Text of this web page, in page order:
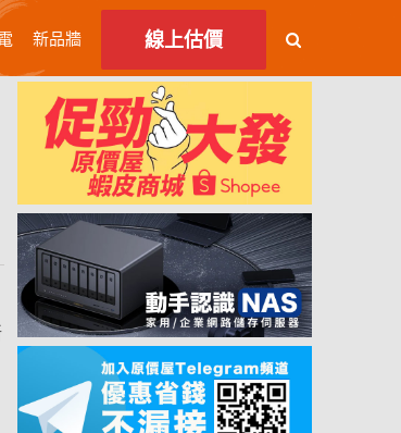
新品牆 線上估價